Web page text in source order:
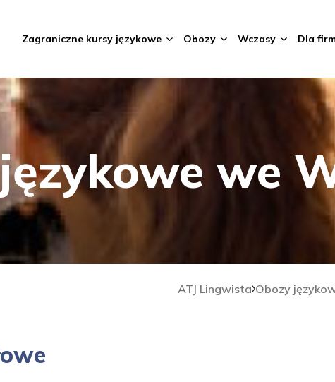
Zagraniczne kursy językowe Obozy Wczasy Dla
we
ATJ Lingwista Obozy